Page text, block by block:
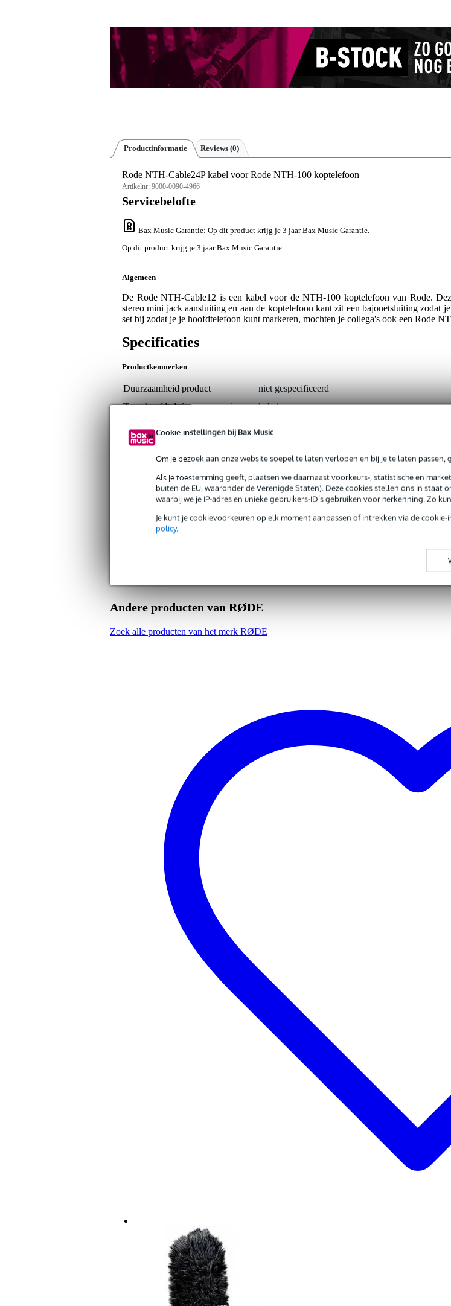
Cookie-instellingen bij Bax Music
Om je bezoek aan onze website soepel te laten verlopen en bij je te laten passen,
Als je toestemming geeft, plaatsen we daarnaast voorkeurs-, statistische en
buiten de EU, waaronder de Verenigde Staten). Deze cookies stellen ons in staat
waarbij we je IP-adres en unieke gebruikers-ID’s gebruiken voor herkenning. Zo
Je kunt je cookievoorkeuren op elk moment aanpassen of intrekken via de
policy.
Productinformatie Reviews (0)
Rode NTH-Cable24P kabel voor Rode NTH-100 koptelefoon
Artikelnr: 9000-0090-4966
Servicebelofte
Bax Music Garantie: Op dit product krijg je 3 jaar Bax Music Garantie.
Op dit product krijg je 3 jaar Bax Music Garantie.
Algemeen
De Rode NTH-Cable12 is een kabel voor de NTH-100 koptelefoon van Rode.
stereo mini jack aansluiting en aan de koptelefoon kant zit een bajonetsluiting
set bij zodat je je hoofdtelefoon kunt markeren, mochten je collega's ook een Rode
Specificaties
Productkenmerken
Duurzaamheid product
niet gespecificeerd
Type hoofdtelefoon-accessoire
kabel
Type kabel
Kabellengte
200-249 cm
Gewicht en afmetingen inclusief verpakking
Afmeting(incl. verpakking)
kabel voor Rode NTH-100 koptelefoon
kleur: roze
meegeleverd:
3.5 naar 6.3 mm TRS adapter
lengte: 240 cm
Andere producten van RØDE
Zoek alle producten van het merk RØDE